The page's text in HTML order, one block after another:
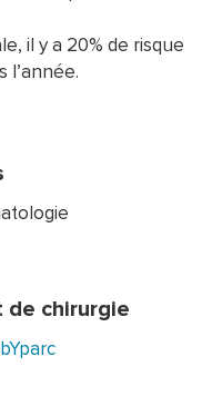
il y a 20% de risque
l’année.
de chirurgie